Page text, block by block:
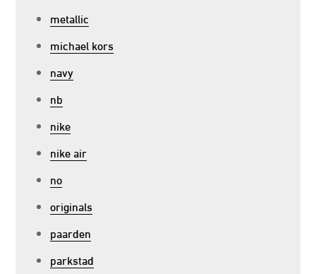
metallic
michael kors
navy
nb
nike
nike air
no
originals
paarden
parkstad